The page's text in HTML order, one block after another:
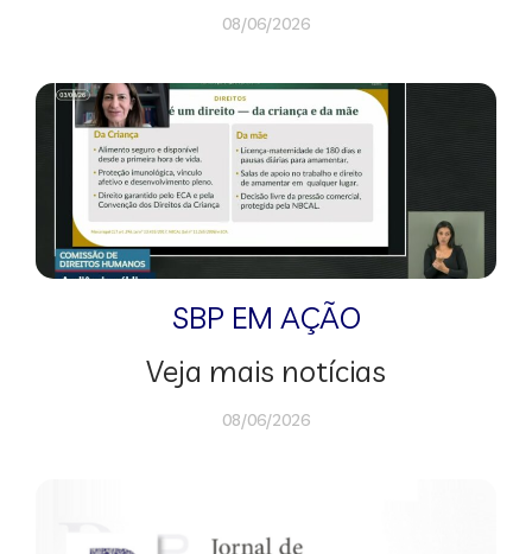
08/06/2026
SBP EM AÇÃO
Veja mais notícias
08/06/2026